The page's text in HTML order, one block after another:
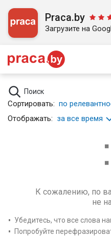
Praca.by
Загрузите на
Поиск
Сортировать: по
Отображать: за все время
К сожалению, по
не
Убедитесь, что все слова
Попробуйте